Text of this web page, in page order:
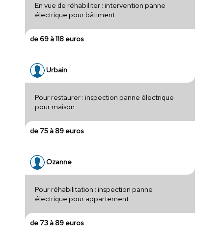
En vue de réhabiliter : intervention panne
électrique pour bâtiment
de 69 à 118 euros
Urbain
Pour restaurer : inspection panne électrique
pour maison
de 75 à 89 euros
Ozanne
Pour réhabilitation : inspection panne
électrique pour appartement
de 73 à 89 euros